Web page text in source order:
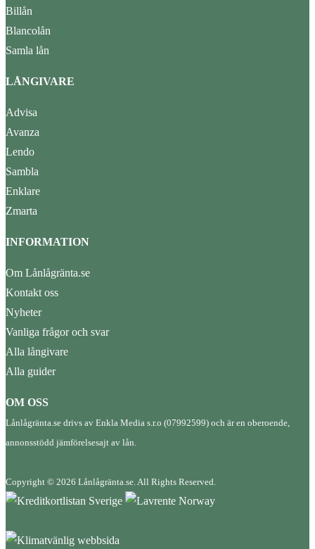
Billån
Blancolån
Samla lån
LÅNGIVARE
Advisa
Avanza
Lendo
Sambla
Enklare
Zmarta
INFORMATION
Om Lånlågränta.se
Kontakt oss
Nyheter
Vanliga frågor och svar
Alla långivare
Alla guider
OM OSS
Lånlågränta.se drivs av Enkla Media s.r.o (07992599) och är en oberoende,
annonsstödd jämförelsesajt av lån.
Copyright © 2026 Lånlågränta.se. All Rights Reserved.